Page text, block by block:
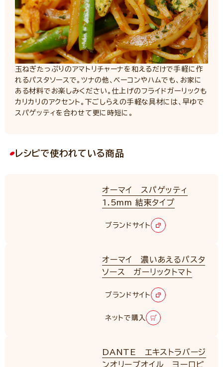
玉ねぎたっぷりのアマトリチャーナを和えるだけで手軽に作
れるパスタソースで。ツナの他、ベーコンやハムでも、お家に
ある材料でお楽しみください。仕上げのフライドガーリックも
カリカリのアクセント。下ごしらえの手軽な具材には、早ゆで
スパゲッティを合わせて更に時短に。
レシピで使われている商品
オーマイ スパゲッティ
1.5mm 結束タイプ
ブランドサイト
オーマイ 濃いあえるパスタ
ソース ガーリックトマト
ブランドサイト
ネットで購入
DANTE エキストラバージ
ンオリーブオイル ヨーロピ